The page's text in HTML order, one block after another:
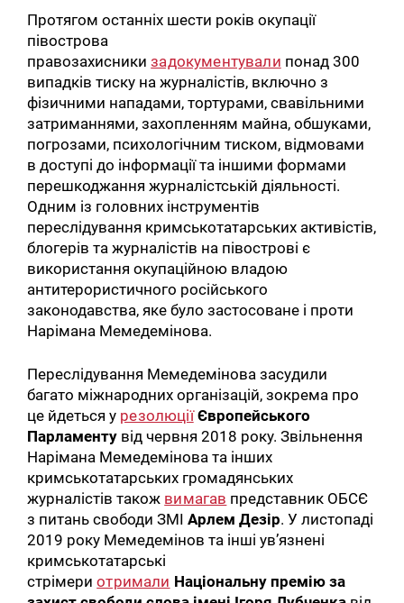
Протягом останніх шести років окупації
півострова
правозахисникизадокументували понад 300
випадків тиску на журналістів, включно з
фізичними нападами, тортурами, свавільними
затриманнями, захопленням майна, обшуками,
погрозами, психологічним тиском, відмовами
в доступі до інформації та іншими формами
перешкоджання журналістській діяльності.
Одним із головних інструментів
переслідування кримськотатарських активістів,
блогерів та журналістів на півострові є
використання окупаційною владою
антитерористичного російського
законодавства, яке було застосоване і проти
Нарімана Мемедемінова.
Переслідування Мемедемінова засудили
багато міжнародних організацій, зокрема про
це йдеться у резолюції Європейського
Парламенту від червня 2018 року. Звільнення
Нарімана Мемедемінова та інших
кримськотатарських громадянських
журналістів також вимагав представник ОБСЄ
з питань свободи ЗМІАрлем Дезір. У листопаді
2019 року Мемедемінов та інші ув’язнені
кримськотатарські
стрімериотримали Національну премію за